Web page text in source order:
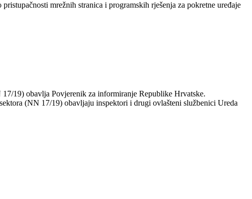
mrežnih stranica i programskih rješenja za pokretne uređaje
19) obavlja Povjerenik za informiranje Republike Hrvatske.
(NN 17/19) obavljaju inspektori i drugi ovlašteni službenici Ureda